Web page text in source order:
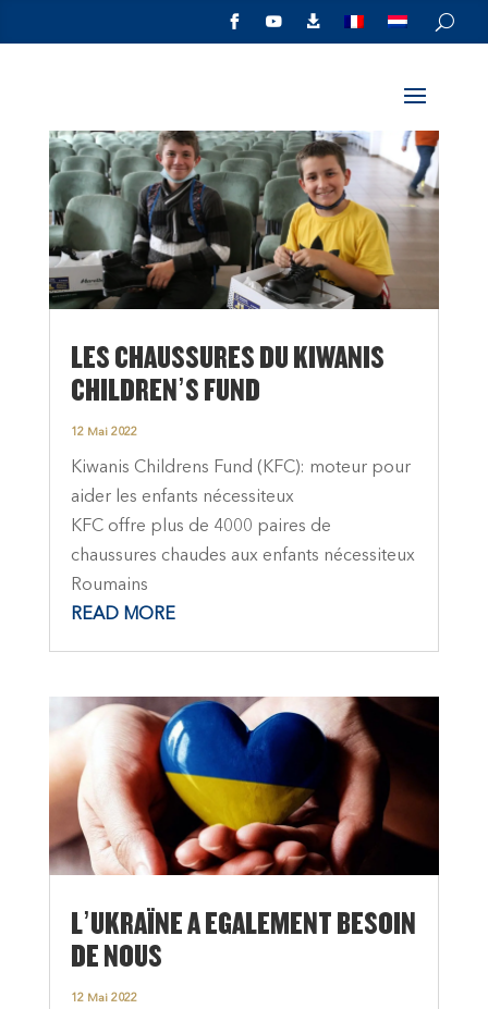
  
LES CHAUSSURES DU KIWANIS
CHILDREN’S FUND
12 Mai 2022
Kiwanis Childrens Fund (KFC): moteur pour
aider les enfants nécessiteux
KFC offre plus de 4000 paires de
chaussures chaudes aux enfants nécessiteux
Roumains
READ MORE
L’UKRAÏNE A EGALEMENT BESOIN
DE NOUS
12 Mai 2022